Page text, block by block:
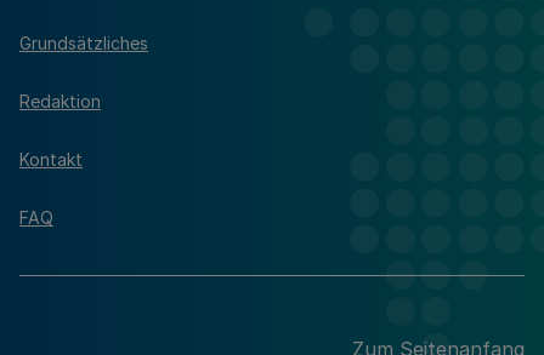
Grundsätzliches
Redaktion
Kontakt
FAQ
Zum Seitenanfang